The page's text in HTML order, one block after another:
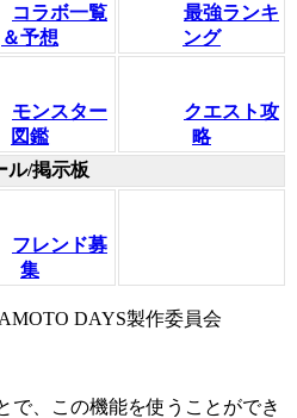
コラボ一覧
＆予想
最強ランキ
ング
モンスター
図鑑
クエスト攻
略
ル/掲示板
フレンド募
集
DAYS製作委員会
で、この機能を使うことができ